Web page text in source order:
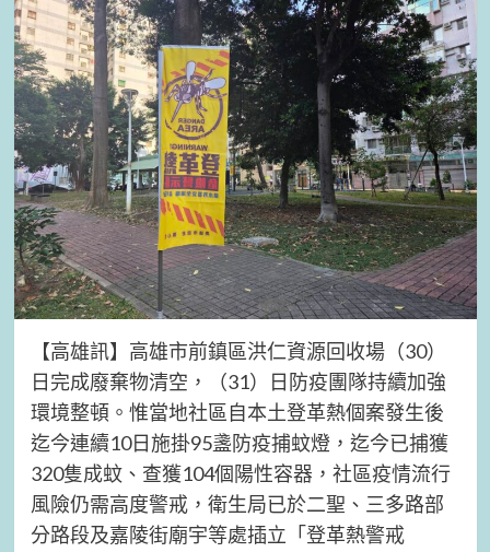
【高雄訊】高雄市前鎮區洪仁資源回收場（30）
日完成廢棄物清空，（31）日防疫團隊持續加強
環境整頓。惟當地社區自本土登革熱個案發生後
迄今連續10日施掛95盞防疫捕蚊燈，迄今已捕獲
320隻成蚊、查獲104個陽性容器，社區疫情流行
風險仍需高度警戒，衛生局已於二聖、三多路部
分路段及嘉陵街廟宇等處插立「登革熱警戒